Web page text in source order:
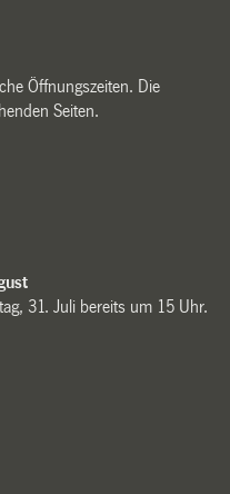
Öffnungszeiten. Die
Seiten.
31. Juli bereits um 15 Uhr.